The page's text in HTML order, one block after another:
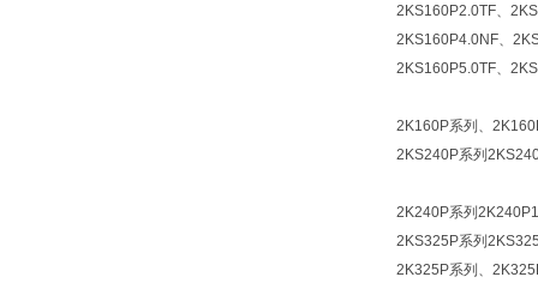
2KS160P2.0TF、
2KS160P4.0NF、
2KS160P5.0TF、
2K160P系列、
2KS240P系列
2K240P系列
2KS325P系列
2K325P系列、